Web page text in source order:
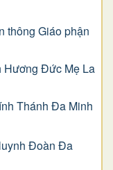
thông Giáo phận
Đức Mẹ La
Thánh Đa Minh
Đoàn Đa